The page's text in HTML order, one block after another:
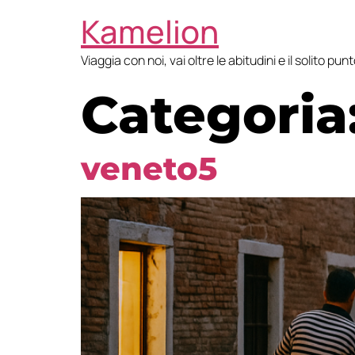
Kamelion
Viaggia con noi, vai oltre le abitudini e il solito
veneto5